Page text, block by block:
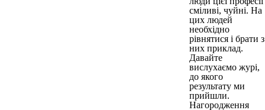
сміливі, чуйні. На
цих людей
необхідно
рівнятися і брати з
них приклад.
Давайте
вислухаємо журі,
до якого
результату ми
прийшли.
Нагородження